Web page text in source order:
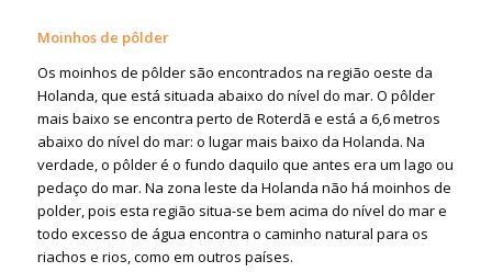
Moinhos de pôlder
Os moinhos de pôlder são encontrados na região oeste da
Holanda, que está situada abaixo do nível do mar. O pôlder
mais baixo se encontra perto de Roterdã e está a 6,6 metros
abaixo do nível do mar: o lugar mais baixo da Holanda. Na
verdade, o pôlder é o fundo daquilo que antes era um lago ou
pedaço do mar. Na zona leste da Holanda não há moinhos de
polder, pois esta região situa-se bem acima do nível do mar e
todo excesso de água encontra o caminho natural para os
riachos e rios, como em outros países.